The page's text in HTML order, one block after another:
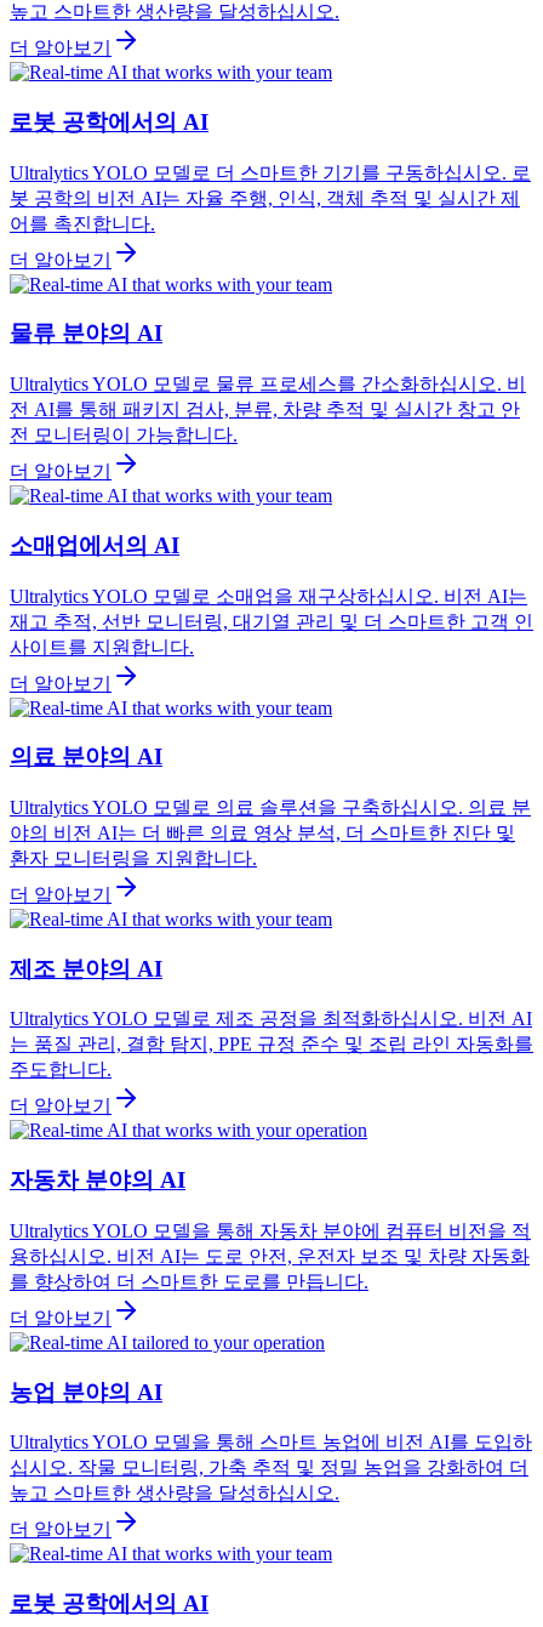
높고 스마트한 생산량을 달성하십시오.
더 알아보기
로봇 공학에서의 AI
Ultralytics YOLO 모델로 더 스마트한 기기를 구동하십시오. 로
봇 공학의 비전 AI는 자율 주행, 인식, 객체 추적 및 실시간 제
어를 촉진합니다.
더 알아보기
물류 분야의 AI
Ultralytics YOLO 모델로 물류 프로세스를 간소화하십시오. 비
전 AI를 통해 패키지 검사, 분류, 차량 추적 및 실시간 창고 안
전 모니터링이 가능합니다.
더 알아보기
소매업에서의 AI
Ultralytics YOLO 모델로 소매업을 재구상하십시오. 비전 AI는
재고 추적, 선반 모니터링, 대기열 관리 및 더 스마트한 고객 인
사이트를 지원합니다.
더 알아보기
의료 분야의 AI
Ultralytics YOLO 모델로 의료 솔루션을 구축하십시오. 의료 분
야의 비전 AI는 더 빠른 의료 영상 분석, 더 스마트한 진단 및
환자 모니터링을 지원합니다.
더 알아보기
제조 분야의 AI
Ultralytics YOLO 모델로 제조 공정을 최적화하십시오. 비전 AI
는 품질 관리, 결함 탐지, PPE 규정 준수 및 조립 라인 자동화를
주도합니다.
더 알아보기
자동차 분야의 AI
Ultralytics YOLO 모델을 통해 자동차 분야에 컴퓨터 비전을 적
용하십시오. 비전 AI는 도로 안전, 운전자 보조 및 차량 자동화
를 향상하여 더 스마트한 도로를 만듭니다.
더 알아보기
농업 분야의 AI
Ultralytics YOLO 모델을 통해 스마트 농업에 비전 AI를 도입하
십시오. 작물 모니터링, 가축 추적 및 정밀 농업을 강화하여 더
높고 스마트한 생산량을 달성하십시오.
더 알아보기
로봇 공학에서의 AI